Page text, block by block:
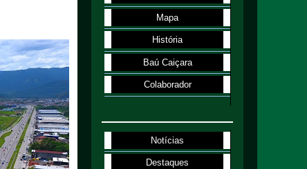
Mapa
História
Baú Caiçara
Colaborador
Notícias
Destaques